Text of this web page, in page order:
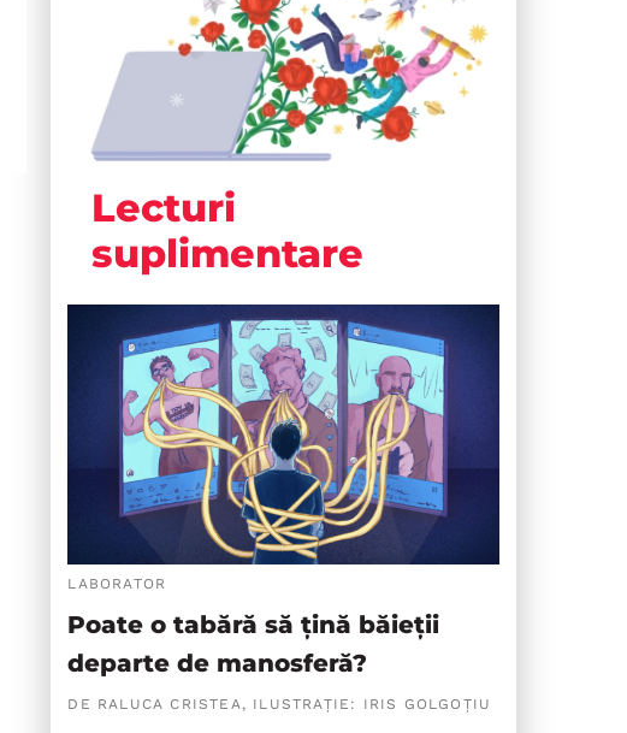
Lecturi
suplimentare
LABORATOR
Poate o tabără să țină băieții
departe de manosferă?
DE RALUCA CRISTEA, ILUSTRAȚIE: IRIS GOLGOȚIU